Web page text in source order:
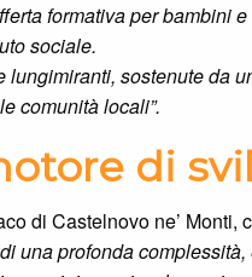
formativa per
sociale.
sostenute da
comunità locali”.
di
di Castelnovo ne’
una profonda